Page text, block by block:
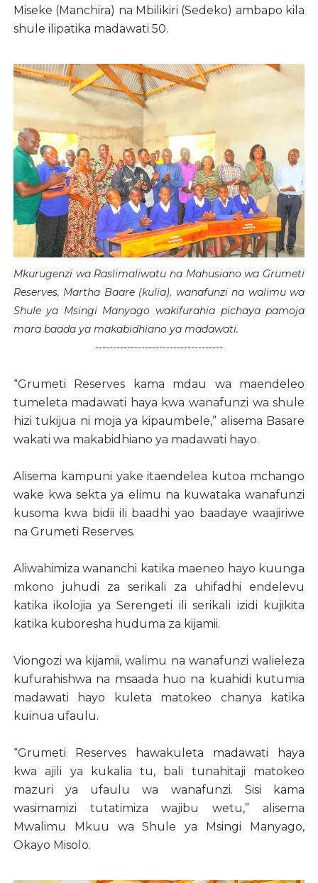
Miseke (Manchira) na Mbilikiri (Sedeko) ambapo kila
shule ilipatika madawati 50.
Mkurugenzi wa Raslimaliwatu na Mahusiano wa Grumeti
Reserves, Martha Baare (kulia), wanafunzi na walimu wa
Shule ya Msingi Manyago wakifurahia pichaya pamoja
mara baada ya makabidhiano ya madawati.
------------------------------------
“Grumeti Reserves kama mdau wa maendeleo
tumeleta madawati haya kwa wanafunzi wa shule
hizi tukijua ni moja ya kipaumbele,” alisema Basare
wakati wa makabidhiano ya madawati hayo.
Alisema kampuni yake itaendelea kutoa mchango
wake kwa sekta ya elimu na kuwataka wanafunzi
kusoma kwa bidii ili baadhi yao baadaye waajiriwe
na Grumeti Reserves.
Aliwahimiza wananchi katika maeneo hayo kuunga
mkono juhudi za serikali za uhifadhi endelevu
katika ikolojia ya Serengeti ili serikali izidi kujikita
katika kuboresha huduma za kijamii.
Viongozi wa kijamii, walimu na wanafunzi walieleza
kufurahishwa na msaada huo na kuahidi kutumia
madawati hayo kuleta matokeo chanya katika
kuinua ufaulu.
“Grumeti Reserves hawakuleta madawati haya
kwa ajili ya kukalia tu, bali tunahitaji matokeo
mazuri ya ufaulu wa wanafunzi. Sisi kama
wasimamizi tutatimiza wajibu wetu,” alisema
Mwalimu Mkuu wa Shule ya Msingi Manyago,
Okayo Misolo.